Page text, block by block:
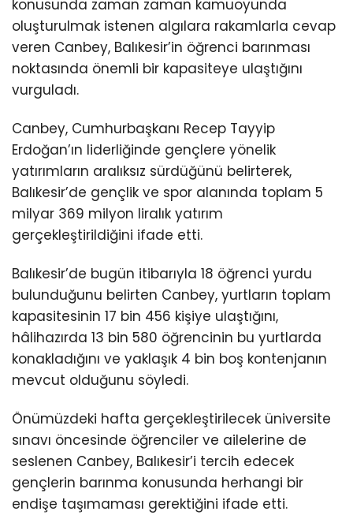
konusunda zaman zaman kamuoyunda
oluşturulmak istenen algılara rakamlarla cevap
veren Canbey, Balıkesir’in öğrenci barınması
noktasında önemli bir kapasiteye ulaştığını
vurguladı.
Canbey, Cumhurbaşkanı Recep Tayyip
Erdoğan’ın liderliğinde gençlere yönelik
yatırımların aralıksız sürdüğünü belirterek,
Balıkesir’de gençlik ve spor alanında toplam 5
milyar 369 milyon liralık yatırım
gerçekleştirildiğini ifade etti.
Balıkesir’de bugün itibarıyla 18 öğrenci yurdu
bulunduğunu belirten Canbey, yurtların toplam
kapasitesinin 17 bin 456 kişiye ulaştığını,
hâlihazırda 13 bin 580 öğrencinin bu yurtlarda
konakladığını ve yaklaşık 4 bin boş kontenjanın
mevcut olduğunu söyledi.
Önümüzdeki hafta gerçekleştirilecek üniversite
sınavı öncesinde öğrenciler ve ailelerine de
seslenen Canbey, Balıkesir’i tercih edecek
gençlerin barınma konusunda herhangi bir
endişe taşımaması gerektiğini ifade etti.